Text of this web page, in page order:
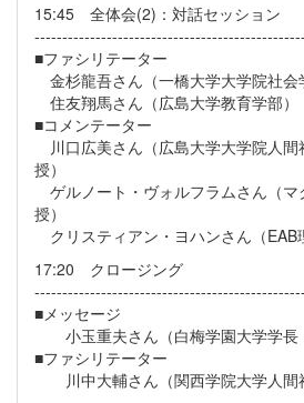
15:45 全体会(2)：対話セッション
■ファシリテーター
金杉龍吾さん（一橋大学大学院社会
住友翔馬さん（広島大学教育学部）
■コメンテーター
川口広美さん（広島大学大学院人間
授）
ゲルノート・ヴォルフラムさん（マ
授）
クリスティアン・ヨハンさん（EAB
17:20 クロージング
■メッセージ
小玉重夫さん（白梅学園大学学長
■ファシリテーター
川中大輔さん（関西学院大学人間